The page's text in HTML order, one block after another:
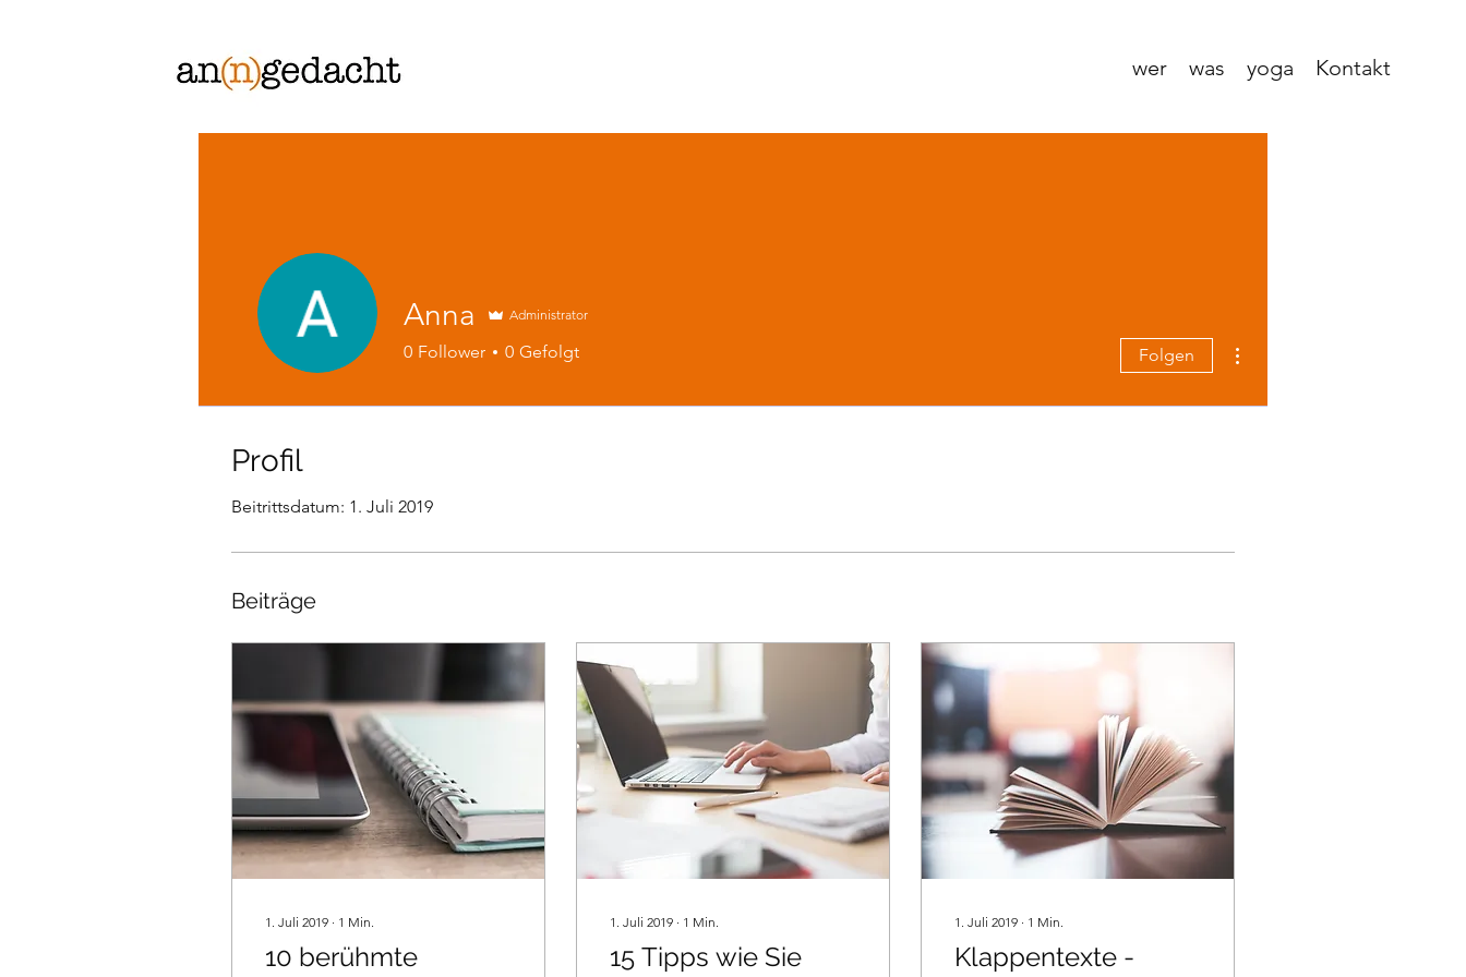
wer was yoga Kontakt
Anna Administrator
0 Follower 0 Gefolgt Folgen
Profil
Beitrittsdatum: 1. Juli 2019
Beiträge
1. Juli 2019 ∙ 1 Min.
10 berühmte
1. Juli 2019 ∙ 1 Min.
15 Tipps wie Sie
1. Juli 2019 ∙ 1 Min.
Klappentexte -